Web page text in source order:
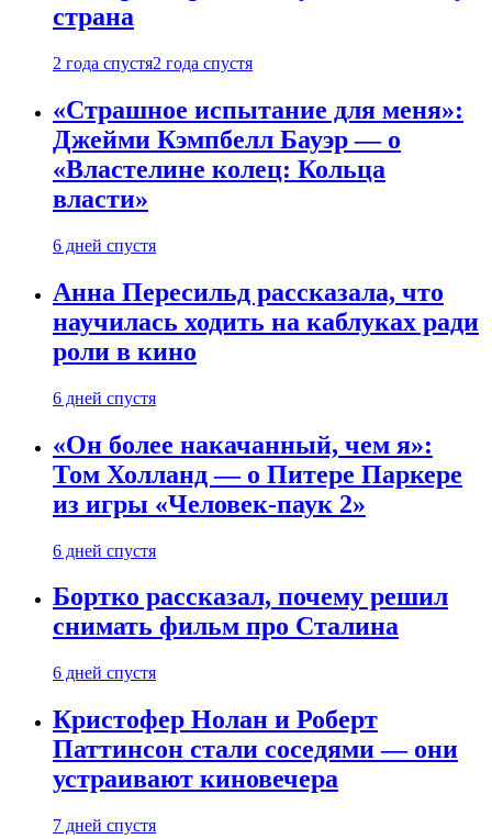
страна
2 года спустя2 года спустя
«Страшное испытание для меня»:
Джейми Кэмпбелл Бауэр — о
«Властелине колец: Кольца
власти»
6 дней спустя
Анна Пересильд рассказала, что
научилась ходить на каблуках ради
роли в кино
6 дней спустя
«Он более накачанный, чем я»:
Том Холланд — о Питере Паркере
из игры «Человек-паук 2»
6 дней спустя
Бортко рассказал, почему решил
снимать фильм про Сталина
6 дней спустя
Кристофер Нолан и Роберт
Паттинсон стали соседями — они
устраивают киновечера
7 дней спустя